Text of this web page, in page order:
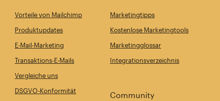
Vorteile von Mailchimp
Produktupdates
E-Mail-Marketing
Transaktions-E-Mails
Vergleiche uns
DSGVO-Konformität
Marketingtipps
Kostenlose Marketingtools
Marketingglossar
Integrationsverzeichnis
Community